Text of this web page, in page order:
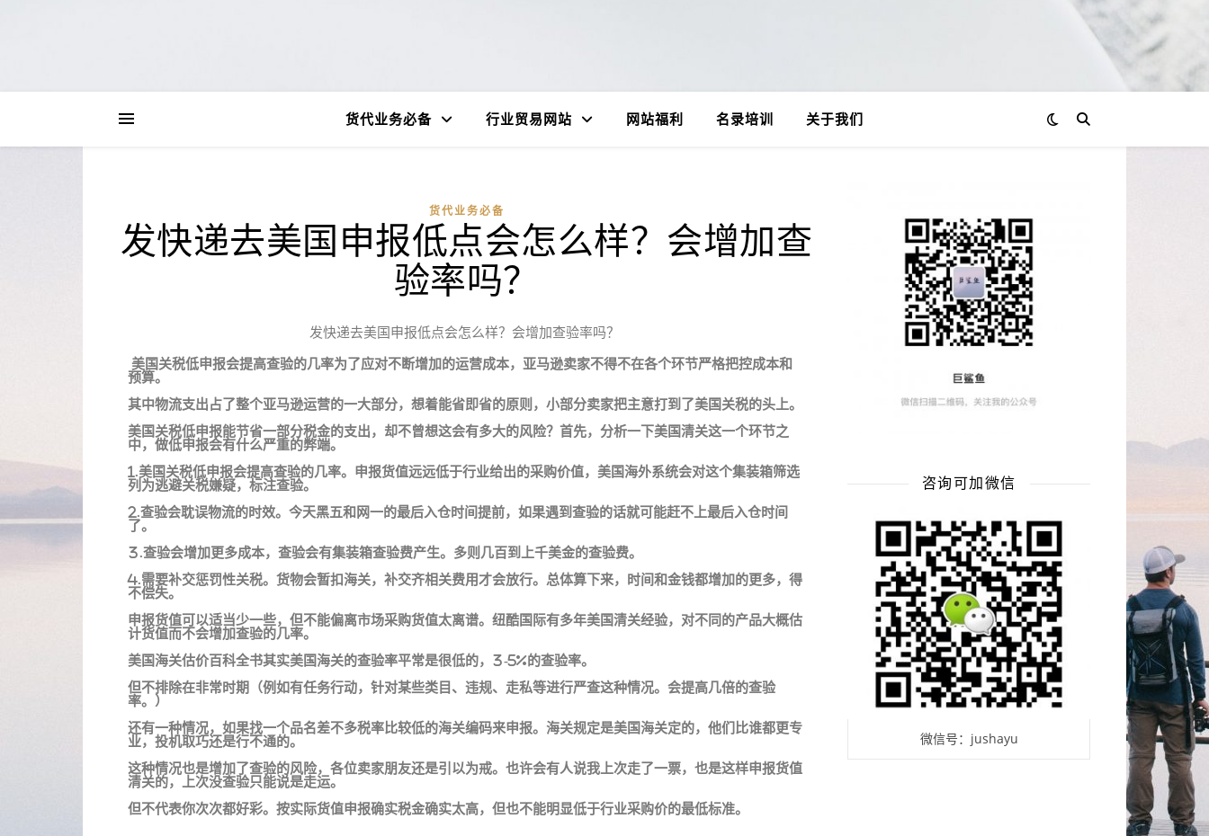
货代业务必备 行业贸易网站 网站福利 名录培训 关于我们
货代业务必备
发快递去美国申报低点会怎么样？会增加查
验率吗？
发快递去美国申报低点会怎么样？会增加查验率吗？
美国关税低申报会提高查验的几率为了应对不断增加的运营成本，亚马逊卖家不得不在各个环节严格把控成本和
预算。
其中物流支出占了整个亚马逊运营的一大部分，想着能省即省的原则，小部分卖家把主意打到了美国关税的头上。
美国关税低申报能节省一部分税金的支出，却不曾想这会有多大的风险？首先，分析一下美国清关这一个环节之
中，做低申报会有什么严重的弊端。
1.美国关税低申报会提高查验的几率。申报货值远远低于行业给出的采购价值，美国海外系统会对这个集装箱筛选
列为逃避关税嫌疑，标注查验。
2.查验会耽误物流的时效。今天黑五和网一的最后入仓时间提前，如果遇到查验的话就可能赶不上最后入仓时间
了。
3.查验会增加更多成本，查验会有集装箱查验费产生。多则几百到上千美金的查验费。
4.需要补交惩罚性关税。货物会暂扣海关，补交齐相关费用才会放行。总体算下来，时间和金钱都增加的更多，得
不偿失。
申报货值可以适当少一些，但不能偏离市场采购货值太离谱。纽酷国际有多年美国清关经验，对不同的产品大概估
计货值而不会增加查验的几率。
美国海关估价百科全书其实美国海关的查验率平常是很低的，3-5%的查验率。
但不排除在非常时期（例如有任务行动，针对某些类目、违规、走私等进行严查这种情况。会提高几倍的查验
率。）
还有一种情况，如果找一个品名差不多税率比较低的海关编码来申报。海关规定是美国海关定的，他们比谁都更专
业，投机取巧还是行不通的。
这种情况也是增加了查验的风险，各位卖家朋友还是引以为戒。也许会有人说我上次走了一票，也是这样申报货值
清关的，上次没查验只能说是走运。
但不代表你次次都好彩。按实际货值申报确实税金确实太高，但也不能明显低于行业采购价的最低标准。
咨询可加微信
微信号：jushayu